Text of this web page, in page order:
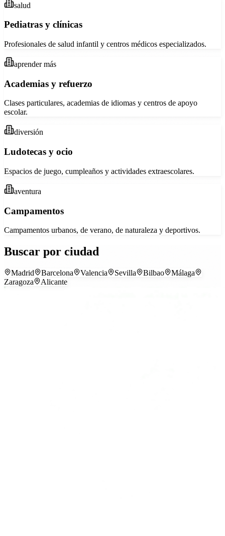
salud
Pediatras y clínicas
Profesionales de salud infantil y centros médicos especializados.
aprender más
Academias y refuerzo
Clases particulares, academias de idiomas y centros de apoyo
escolar.
diversión
Ludotecas y ocio
Espacios de juego, cumpleaños y actividades extraescolares.
aventura
Campamentos
Campamentos urbanos, de verano, de naturaleza y deportivos.
Buscar por ciudad
Madrid Barcelona Valencia Sevilla Bilbao
Málaga
Zaragoza
Alicante